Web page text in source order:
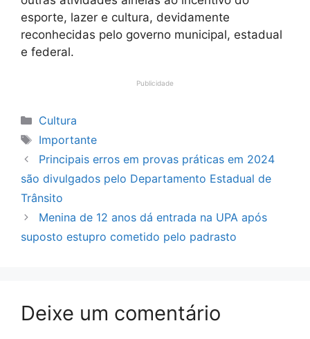
esporte, lazer e cultura, devidamente
reconhecidas pelo governo municipal, estadual
e federal.
Publicidade
Categorias
Cultura
Tags
Importante
Principais erros em provas práticas em 2024
são divulgados pelo Departamento Estadual de
Trânsito
Menina de 12 anos dá entrada na UPA após
suposto estupro cometido pelo padrasto
Deixe um comentário